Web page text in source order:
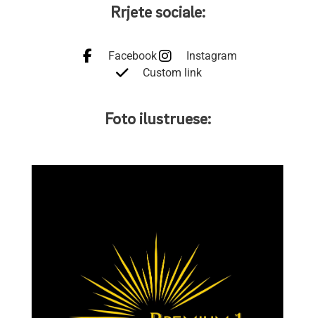
Rrjete sociale:
Facebook
Instagram
Custom link
Foto ilustruese: